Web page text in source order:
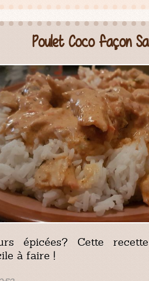
Poulet Coco façon
épicées? Cette
à faire !